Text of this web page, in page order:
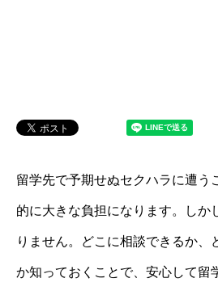
留学先で予期せぬセクハラに遭う
的に大きな負担になります。しか
りません。どこに相談できるか、
か知っておくことで、安心して留